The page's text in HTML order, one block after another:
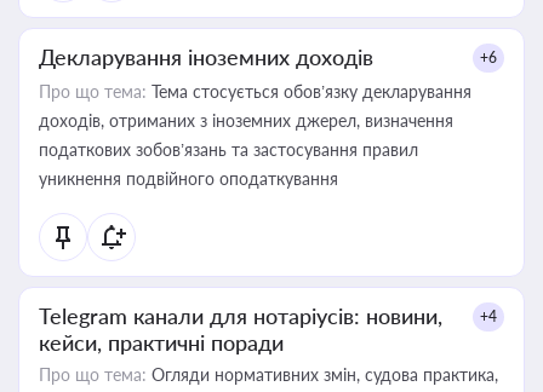
Декларування іноземних доходів +6
Про що тема: Тема стосується обов’язку декларування
доходів, отриманих з іноземних джерел, визначення
податкових зобов’язань та застосування правил
уникнення подвійного оподаткування
Telegram канали для нотаріусів: новини,
кейси, практичні поради
+4
Про що тема: Огляди нормативних змін, судова практика,